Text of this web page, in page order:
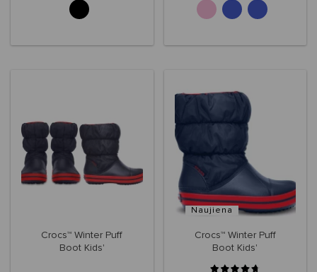
Crocs™ Winter Puff
Boot Kids'
Naujiena
Crocs™ Winter Puff
Boot Kids'